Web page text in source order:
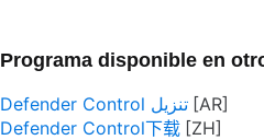
Programa disponible en
Defender Control تنزيل
Defender Control下载